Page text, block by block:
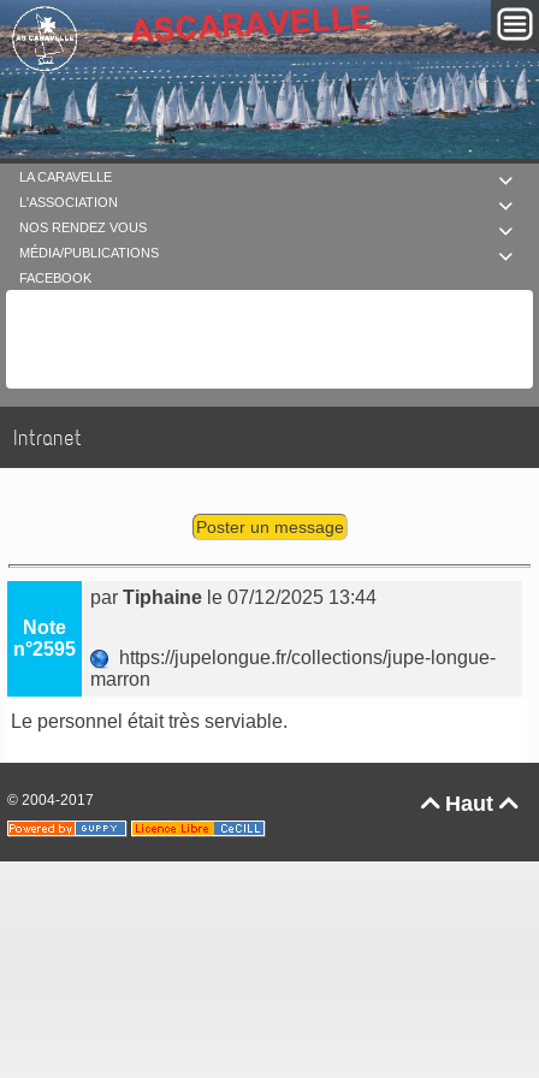

LA CARAVELLE

L'ASSOCIATION

NOS RENDEZ VOUS

MÉDIA/PUBLICATIONS
FACEBOOK
Intranet
Poster un message
Note
n°2595
parTiphaine le 07/12/2025 13:44
https://jupelongue.fr/collections/jupe-longue-
marron
Le personnel était très serviable.
Haut 
© 2004-2017